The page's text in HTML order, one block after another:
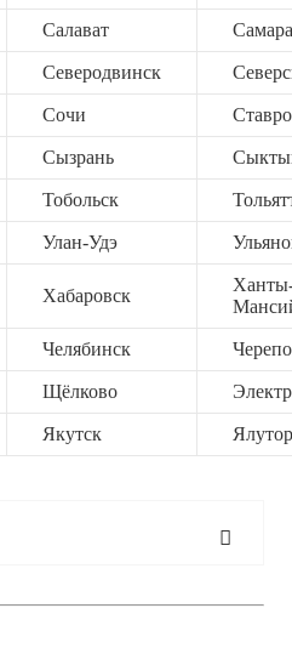
Салават Самара
Северодвинск
Сочи
Сызрань
Тобольск
Улан-Удэ
Хабаровск
Челябинск
Щёлково
Якутск